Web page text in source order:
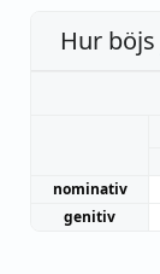
Hur böjs
nominativ
genitiv